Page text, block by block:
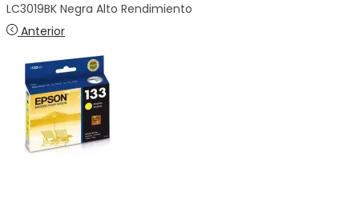
LC3019BK Negra Alto Rendimiento
Anterior